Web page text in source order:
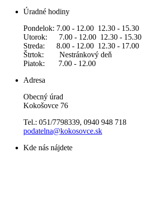
Úradné hodiny
Pondelok: 7.00 - 12.00 12.30 - 15.30
Utorok: 7.00 - 12.00 12.30 - 15.30
Streda: 8.00 - 12.00 12.30 - 17.00
Štrtok: Nestránkový deň
Piatok: 7.00 - 12.00
Adresa
Obecný úrad
Kokošovce 76
Tel.: 051/7798339, 0940 948 718
podatelna@kokosovce.sk
Kde nás nájdete